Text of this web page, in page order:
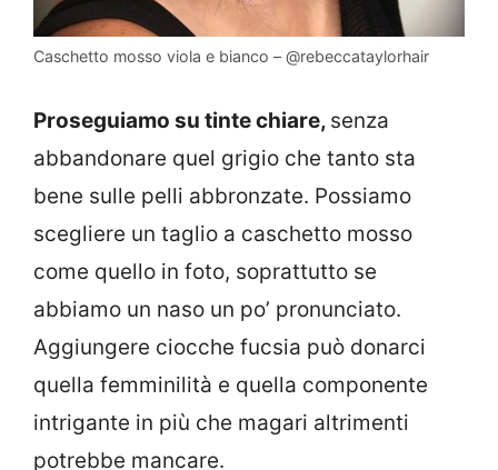
Caschetto mosso viola e bianco – @rebeccataylorhair
Proseguiamo su tinte chiare, senza
abbandonare quel grigio che tanto sta
bene sulle pelli abbronzate. Possiamo
scegliere un taglio a caschetto mosso
come quello in foto, soprattutto se
abbiamo un naso un po’ pronunciato.
Aggiungere ciocche fucsia può donarci
quella femminilità e quella componente
intrigante in più che magari altrimenti
potrebbe mancare.